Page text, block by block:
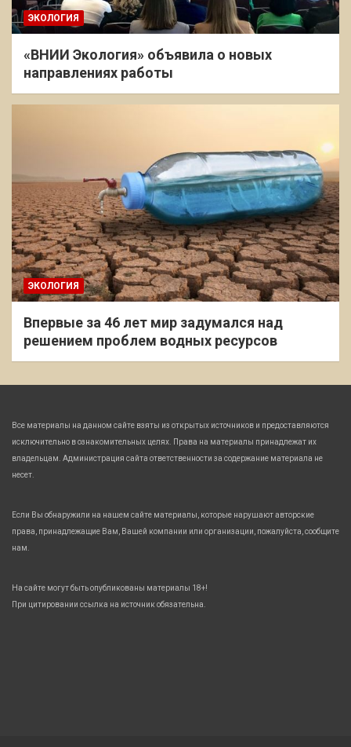
ЭКОЛОГИЯ
«ВНИИ Экология» объявила о новых
направлениях работы
ЭКОЛОГИЯ
Впервые за 46 лет мир задумался над
решением проблем водных ресурсов
Все материалы на данном сайте взяты из открытых источников и предоставляются
исключительно в ознакомительных целях. Права на материалы принадлежат их
владельцам. Администрация сайта ответственности за содержание материала не
несет.
Если Вы обнаружили на нашем сайте материалы, которые нарушают авторские
права, принадлежащие Вам, Вашей компании или организации, пожалуйста, сообщите
нам.
На сайте могут быть опубликованы материалы 18+!
При цитировании ссылка на источник обязательна.